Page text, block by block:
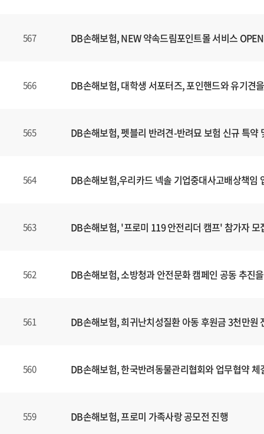
567 DB손해보험, NEW 약속드림포인트몰 서비스 OPEN
566 DB손해보험, 대학생 서포터즈, 포인핸드와 유기견
565 DB손해보험, 펫블리 반려견-반려묘 보험 신규 특약
564 DB손해보험,우리카드 넥솔 기업중대사고배상책임
563 DB손해보험, '프로미 119 안전리더 캠프' 참가자 모
562 DB손해보험, 소방청과 안전문화 캠페인 공동 추진
561 DB손해보험, 희귀난치성질환 아동 후원금 3천만원
560 DB손해보험, 한국반려동물관리협회와 업무협약 체
559 DB손해보험, 프로미 가족사랑 공모전 진행